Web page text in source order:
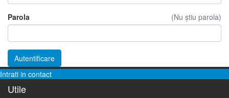
(Nu știu parola)
Parola
Intrati in contact
Utile